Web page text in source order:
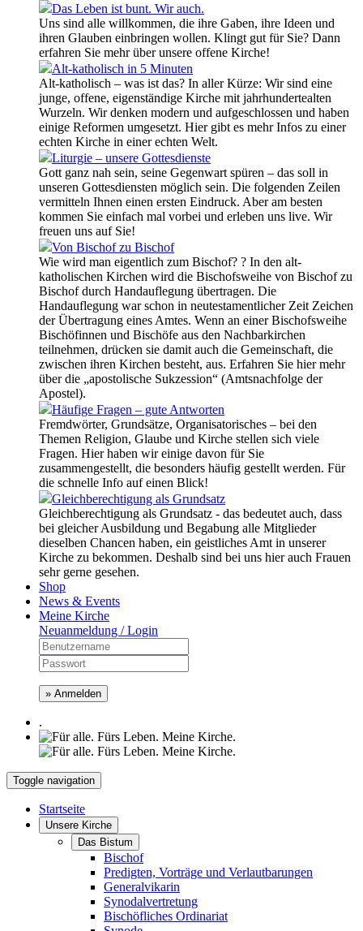
Das Leben ist bunt. Wir auch.
Uns sind alle willkommen, die ihre Gaben, ihre Ideen und
ihren Glauben einbringen wollen. Klingt gut für Sie? Dann
erfahren Sie mehr über unsere offene Kirche!
Alt-katholisch in 5 Minuten
Alt-katholisch – was ist das? In aller Kürze: Wir sind eine
junge, offene, eigenständige Kirche mit jahrhundertealten
Wurzeln. Wir denken modern und aufgeschlossen und haben
einige Reformen umgesetzt. Hier gibt es mehr Infos zu einer
echten Kirche in einer echten Welt.
Liturgie – unsere Gottesdienste
Gott ganz nah sein, seine Gegenwart spüren – das soll in
unseren Gottesdiensten möglich sein. Die folgenden Zeilen
vermitteln Ihnen einen ersten Eindruck. Aber am besten
kommen Sie einfach mal vorbei und erleben uns live. Wir
freuen uns auf Sie!
Von Bischof zu Bischof
Wie wird man eigentlich zum Bischof? ? In den alt-
katholischen Kirchen wird die Bischofsweihe von Bischof zu
Bischof durch Handauflegung übertragen. Die
Handauflegung war schon in neutestamentlicher Zeit Zeichen
der Übertragung eines Amtes. Wenn an einer Bischofsweihe
Bischöfinnen und Bischöfe aus den Nachbarkirchen
teilnehmen, drücken sie damit auch die Gemeinschaft, die
zwischen ihren Kirchen besteht, aus. Erfahren Sie hier mehr
über die „apostolische Sukzession“ (Amtsnachfolge der
Apostel).
Häufige Fragen – gute Antworten
Fremdwörter, Grundsätze, Organisatorisches – bei den
Themen Religion, Glaube und Kirche stellen sich viele
Fragen. Hier haben wir einige davon für Sie
zusammengestellt, die besonders häufig gestellt werden. Für
die schnelle Info auf einen Blick!
Gleichberechtigung als Grundsatz
Gleichberechtigung als Grundsatz - das bedeutet auch, dass
bei gleicher Ausbildung und Begabung alle Mitglieder
dieselben Chancen haben, ein geistliches Amt in unserer
Kirche zu bekommen. Deshalb sind bei uns hier auch Frauen
sehr gerne gesehen.
Shop
News & Events
Meine Kirche
Neuanmeldung / Login
» Anmelden
.
Toggle navigation
Startseite
Unsere Kirche
Das Bistum
Bischof
Predigten, Vorträge und Verlautbarungen
Generalvikarin
Synodalvertretung
Bischöfliches Ordinariat